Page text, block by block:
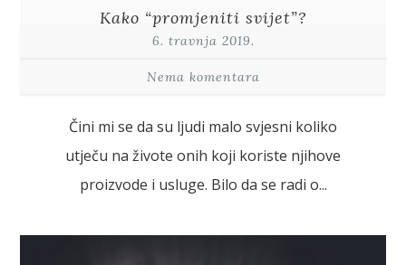
Kako “promjeniti svijet”?
6. travnja 2019.
Nema komentara
Čini mi se da su ljudi malo svjesni koliko
utječu na živote onih koji koriste njihove
proizvode i usluge. Bilo da se radi o...